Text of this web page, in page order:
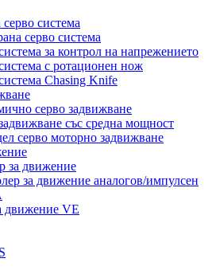
система
серво система
за контрол на напрежението
с ротационен нож
Chasing Knife
серво задвижване
със средна мощност
серво моторно задвижване
за движение
за движение аналогов/импулсен
движение VE